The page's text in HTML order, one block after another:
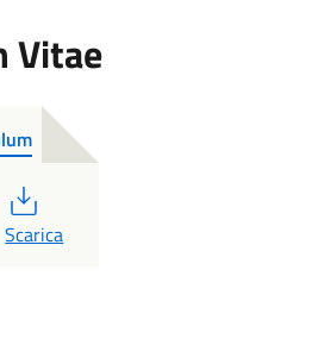
Vitae
PDF
Scarica